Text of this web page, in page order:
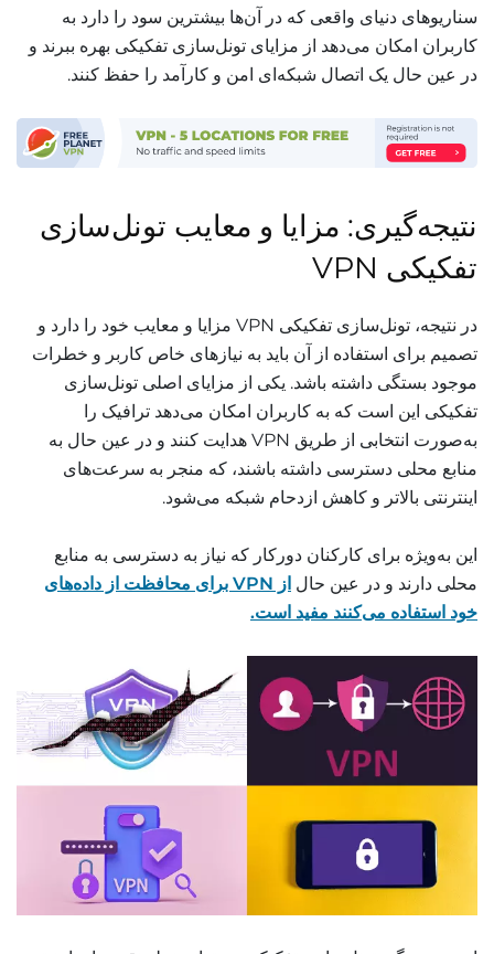
سناریوهای دنیای واقعی که در آن‌ها بیشترین سود را دارد به
کاربران امکان می‌دهد از مزایای تونل‌سازی تفکیکی بهره ببرند و
در عین حال یک اتصال شبکه‌ای امن و کارآمد را حفظ کنند.
نتیجه‌گیری: مزایا و معایب تونل‌سازی
تفکیکی VPN
در نتیجه، تونل‌سازی تفکیکی VPN مزایا و معایب خود را دارد و
تصمیم برای استفاده از آن باید به نیازهای خاص کاربر و خطرات
موجود بستگی داشته باشد. یکی از مزایای اصلی تونل‌سازی
تفکیکی این است که به کاربران امکان می‌دهد ترافیک را
به‌صورت انتخابی از طریق VPN هدایت کنند و در عین حال به
منابع محلی دسترسی داشته باشند، که منجر به سرعت‌های
اینترنتی بالاتر و کاهش ازدحام شبکه می‌شود.
این به‌ویژه برای کارکنان دورکار که نیاز به دسترسی به منابع
محلی دارند و در عین حال
از VPN برای محافظت از داده‌های
خود استفاده می‌کنند مفید است.